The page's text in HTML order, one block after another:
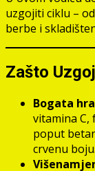
uzgojiti ciklu –
berbe i
Zašto
Bogata
vitamina C,
poput
crvenu boju.